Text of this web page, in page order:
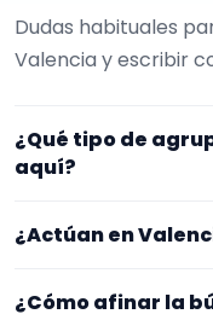
Dudas habituales
Valencia y escribir
¿Qué tipo de
aquí?
pasacalles. En esta
¿Actúan en
¿Cómo afinar la